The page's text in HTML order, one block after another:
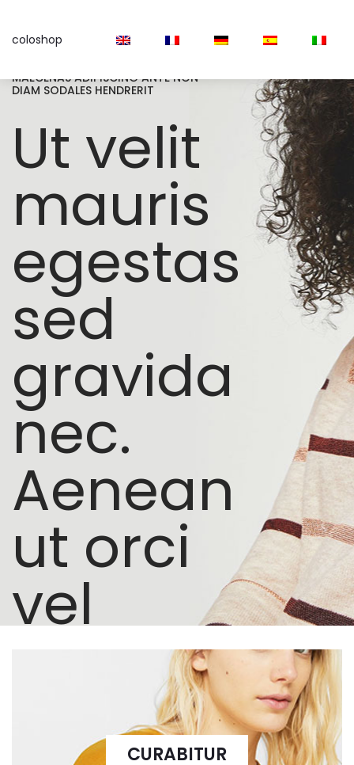
coloshop
MAECENAS ADIPISCING ANTE NON
DIAM SODALES HENDRERIT
Ut velit
mauris
egestas
sed
gravida
nec.
Aenean
ut orci
vel
massa
suscipit
CURABITUR